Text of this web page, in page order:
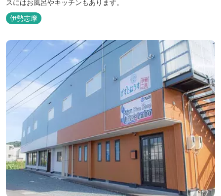
スにはお風呂やキッチンもあります。
伊勢志摩